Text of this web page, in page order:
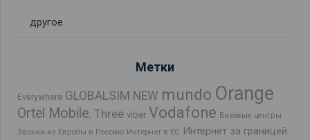
другое
Метки
Everywhere GLOBALSIM NEW mundo Orange
Ortel Mobile. Three viber Vodafone Визовые центры
Звонки из Европы в Россию Интернет в ЕС Интернет за границей